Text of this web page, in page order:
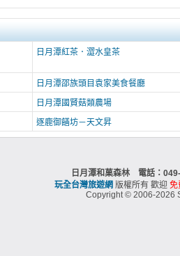
日月潭紅茶．澀水皇茶
日月潭邵族頭目袁家美食餐廳
日月潭國賢菇類農場
逐鹿御饍坊－天文昇
日月潭和菓森林 電話：
玩全台灣旅遊網 版權所有 歡迎 免
Copyright © 2006-2026